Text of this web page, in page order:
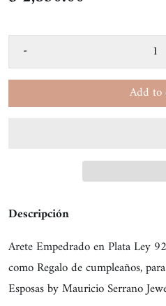
-
Add to
Descripción
Arete Empedrado en Plata Ley
como Regalo de cumpleaños,
Esposas by Mauricio Serrano